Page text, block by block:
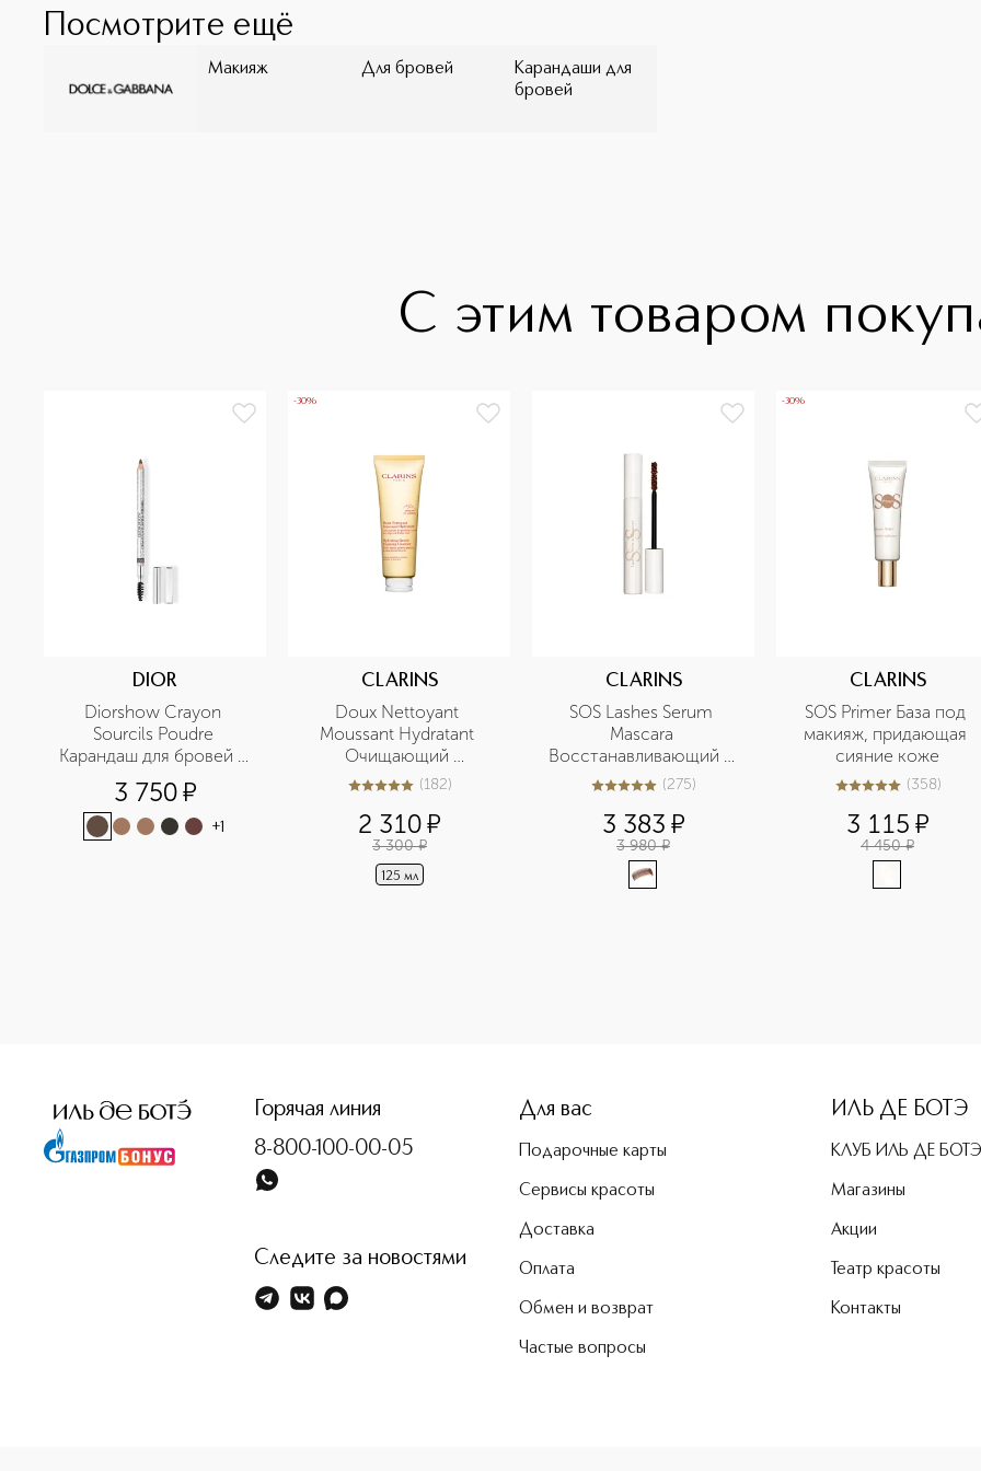
Посмотрите ещё
Макияж Для бровей
Карандаши для
бровей
С этим товаром
DIOR
Diorshow Crayon
Sourcils Poudre
Карандаш для бровей с
точилкой
3 750¤
+1
-30%
CLARINS
Doux Nettoyant
Moussant Hydratant
Очищающий
пенящийся крем для
кожи
5из 5182 (182)
2 310¤
3 300 ¤
125 мл
CLARINS
SOS Lashes Serum
Mascara
Восстанавливающий и
укрепляющий праймер
4.9из5275 (275)
3 383 ¤
3 980 ¤
-30%
CLARINS
SOS Primer База под
макияж, придающая
сияние коже
5из 5358 (358)
3 115 ¤
4 450 ¤
Горячая линия
8-800-100-00-05
Следите за новостями
Для вас
Подарочные карты
Сервисы красоты
Доставка
Оплата
Обмен и возврат
Частые вопросы
ИЛЬ ДЕ БОТЭ
КЛУБ ИЛЬ ДЕ БОТЭ
Магазины
Акции
Театр красоты
Контакты